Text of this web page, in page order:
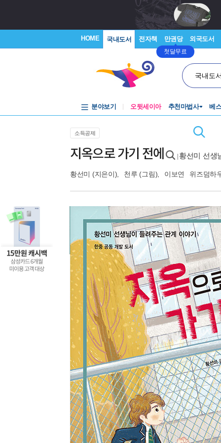
HOME 국내도서 전자책 만권당
첫달무료
외국도서
국내도
분야보기 오뒷세이아 추천마법사 베
소득공제
지옥으로 가기 전에 황선미 선생
황선미 (지은이), 천루 (그림), 이보연 위즈덤하